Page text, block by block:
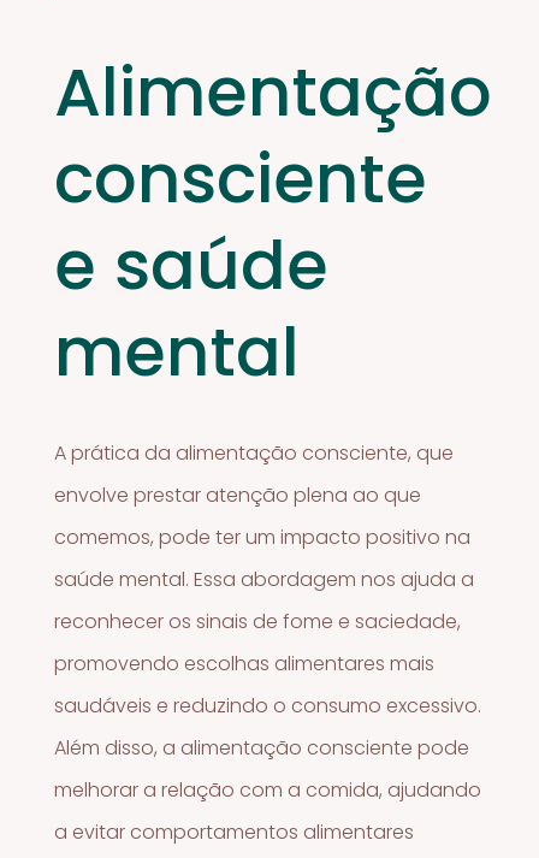
Alimentação
consciente
e saúde
mental
A prática da alimentação consciente, que
envolve prestar atenção plena ao que
comemos, pode ter um impacto positivo na
saúde mental. Essa abordagem nos ajuda a
reconhecer os sinais de fome e saciedade,
promovendo escolhas alimentares mais
saudáveis e reduzindo o consumo excessivo.
Além disso, a alimentação consciente pode
melhorar a relação com a comida, ajudando
a evitar comportamentos alimentares